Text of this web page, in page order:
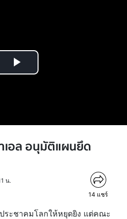
Play
อล อนุมัติแผนยึด
น.
14 แชร์
ประชาคมโลกให้หยุดยิง แต่คณะ